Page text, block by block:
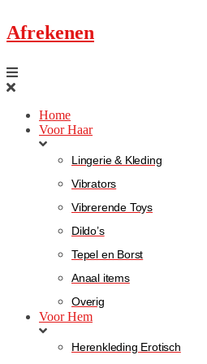
Afrekenen
Home
Voor Haar
Lingerie & Kleding
Vibrators
Vibrerende Toys
Dildo’s
Tepel en Borst
Anaal items
Overig
Voor Hem
Herenkleding Erotisch